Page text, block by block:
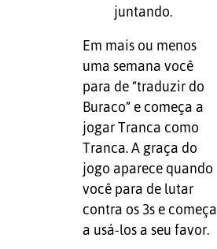
juntando.
Em mais ou menos
uma semana você
para de “traduzir do
Buraco” e começa a
jogar Tranca como
Tranca. A graça do
jogo aparece quando
você para de lutar
contra os 3s e começa
a usá-los a seu favor.